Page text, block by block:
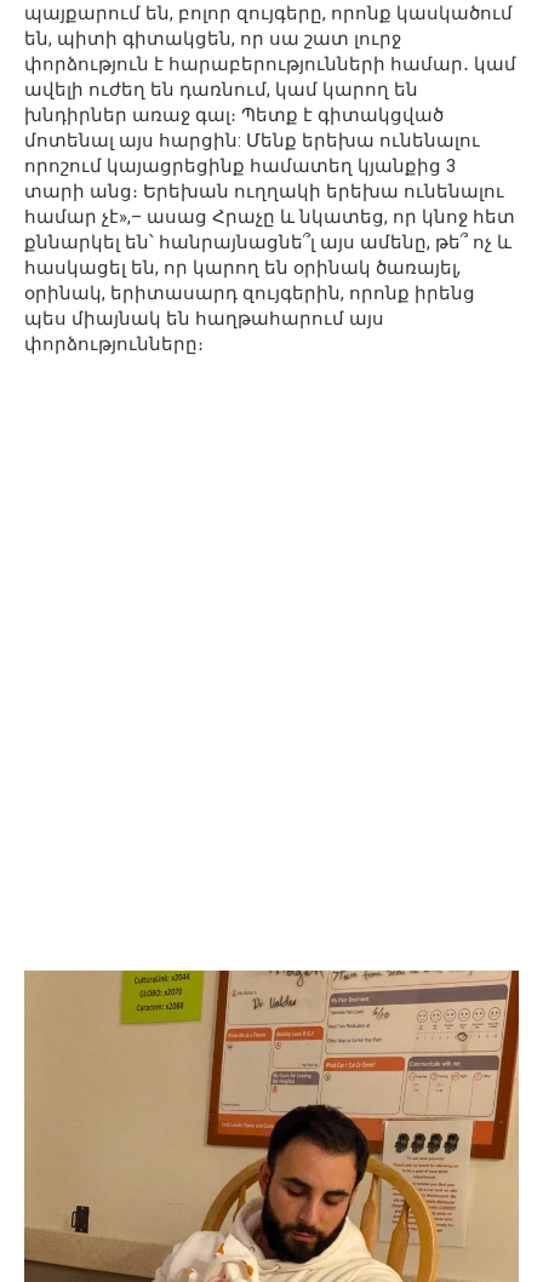
պայքարում են, բոլոր զույգերը, որոնք կասկածում
են, պիտի գիտակցեն, որ սա շատ լուրջ
փորձություն է հարաբերությունների համար․ կամ
ավելի ուժեղ են դառնում, կամ կարող են
խնդիրներ առաջ գալ։ Պետք է գիտակցված
մոտենալ այս հարցին: Մենք երեխա ունենալու
որոշում կայացրեցինք համատեղ կյանքից 3
տարի անց։ Երեխան ուղղակի երեխա ունենալու
համար չէ»,– ասաց Հրաչը և նկատեց, որ կնոջ հետ
քննարկել են՝ հանրայնացնե՞լ այս ամենը, թե՞ ոչ և
հասկացել են, որ կարող են օրինակ ծառայել,
օրինակ, երիտասարդ զույգերին, որոնք իրենց
պես միայնակ են հաղթահարում այս
փորձությունները։